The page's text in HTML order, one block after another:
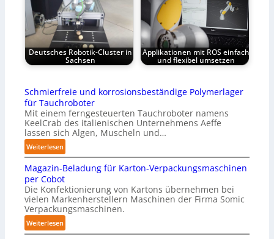
Deutsches Robotik-Cluster in
Sachsen
Applikationen mit ROS einfach
und flexibel umsetzen
Schmierfreie und korrosionsbeständige Polymerlager
für Tauchroboter
Mit einem ferngesteuerten Tauchroboter namens
KeelCrab des italienischen Unternehmens Aeffe
lassen sich Algen, Muscheln und…
Weiterlesen:
S
c
h
m
i
e
r
Magazin-Beladung für Karton-Verpackungsmaschinen
per Cobot
Die Konfektionierung von Kartons übernehmen bei
vielen Markenherstellern Maschinen der Firma Somic
Verpackungsmaschinen.
Weiterlesen:
M